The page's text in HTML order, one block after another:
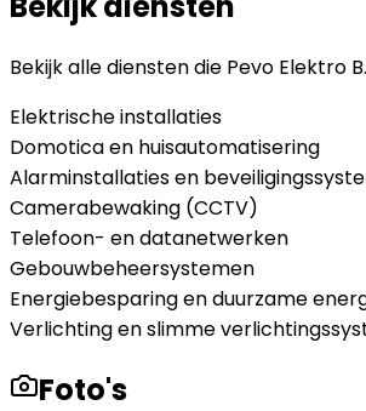
Bekijk alle diensten die Pevo Elektro
Elektrische installaties
Domotica en huisautomatisering
Alarminstallaties en
Camerabewaking (CCTV)
Telefoon- en datanetwerken
Gebouwbeheersystemen
Energiebesparing en duurzame
Verlichting en slimme
Foto's